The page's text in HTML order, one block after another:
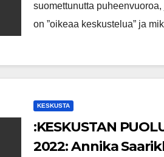
suomettunutta
on ”oikeaa keskustelua” ja
KESKUSTA
:KESKUSTAN
2022: Annika